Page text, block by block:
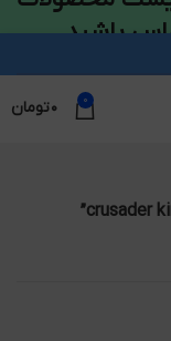
0 ۰تومان
باشید